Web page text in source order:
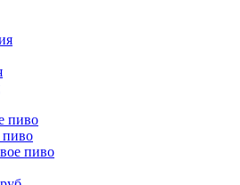
пиво
пиво
пиво